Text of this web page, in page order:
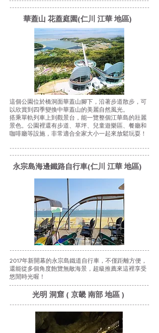
華蓋山 花蓋庭園(仁川 江華 地區)
這個公園位於橋洞面華蓋山腳下，沿著步道散步，可
以欣賞到四季變換中華蓋山的美麗自然風光。
搭乘單軌列車上到觀景台，能一覽整個江華島的壯麗
景色。公園裡還有步道、草坪、兒童遊樂區、餐廳和
咖啡廳等設施，非常適合全家大小一起來放鬆玩耍！
永宗島海邊鐵路自行車(仁川 江華 地區)
2017年新開幕的永宗島鐵道自行車，不僅距離方便，
還能從多個角度飽覽無敵海景，超級推薦來這裡享受
悠閒時光喔！
光明 洞窟 ( 京畿 南部 地區 )